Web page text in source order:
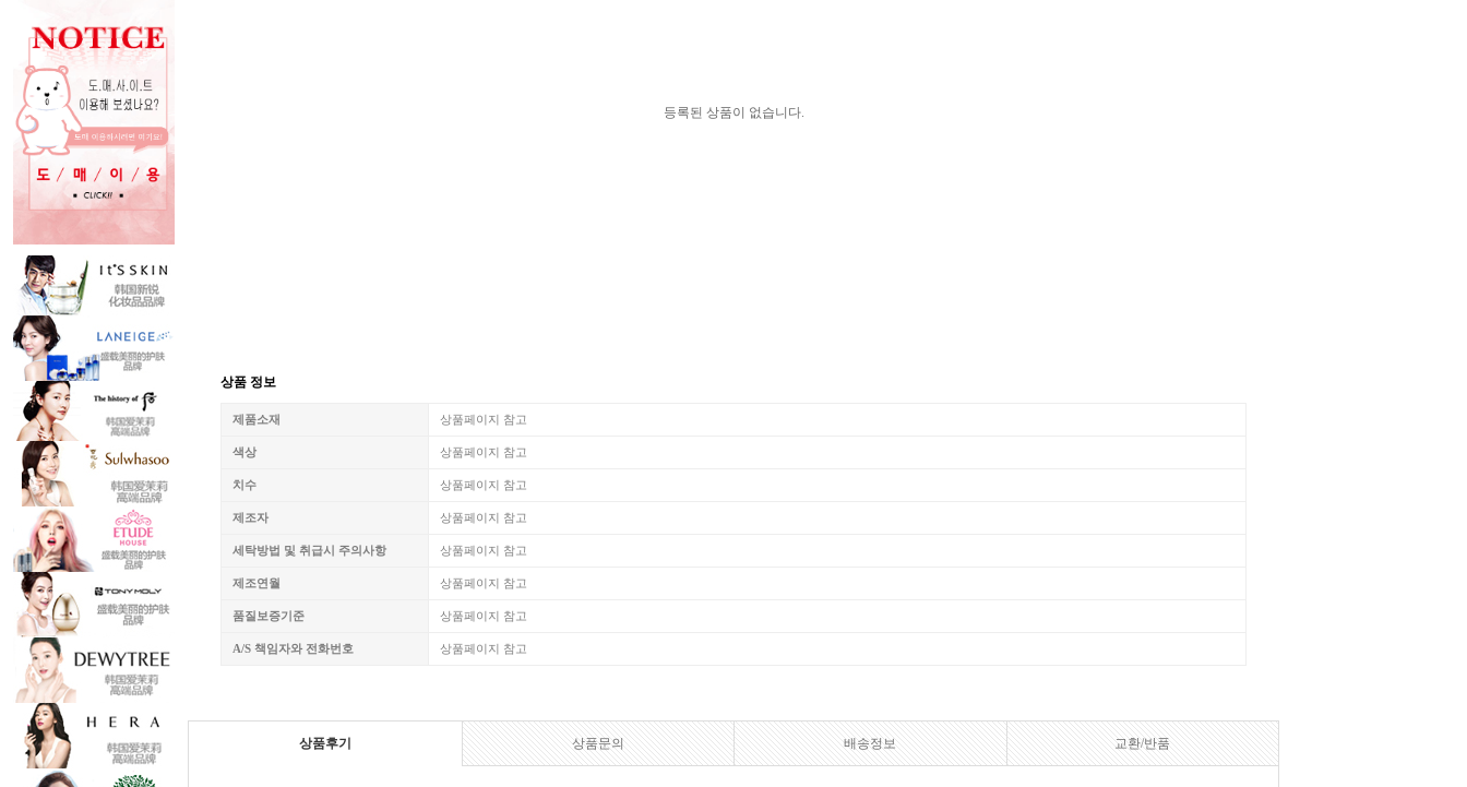
등록된 상품이 없습니다.
상품 정보
제품소재 상품페이지 참고
색상 상품페이지 참고
치수 상품페이지 참고
제조자 상품페이지 참고
세탁방법 및 취급시 주의사항 상품페이지 참고
제조연월 상품페이지 참고
품질보증기준 상품페이지 참고
A/S 책임자와 전화번호 상품페이지 참고
상품후기 상품문의 배송정보 교환/반품